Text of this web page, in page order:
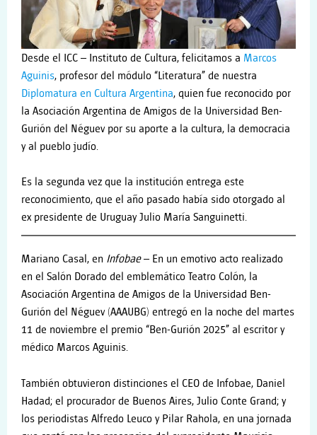
Desde el ICC – Instituto de Cultura, felicitamos a Marcos
Aguinis, profesor del módulo “Literatura” de nuestra
Diplomatura en Cultura Argentina, quien fue reconocido por
la Asociación Argentina de Amigos de la Universidad Ben-
Gurión del Néguev por su aporte a la cultura, la democracia
y al pueblo judío.
Es la segunda vez que la institución entrega este
reconocimiento, que el año pasado había sido otorgado al
ex presidente de Uruguay Julio María Sanguinetti.
Mariano Casal, en Infobae– En un emotivo acto realizado
en el Salón Dorado del emblemático Teatro Colón, la
Asociación Argentina de Amigos de la Universidad Ben-
Gurión del Néguev (AAAUBG) entregó en la noche del martes
11 de noviembre el premio “Ben-Gurión 2025” al escritor y
médico Marcos Aguinis.
También obtuvieron distinciones el CEO de Infobae, Daniel
Hadad; el procurador de Buenos Aires, Julio Conte Grand; y
los periodistas Alfredo Leuco y Pilar Rahola, en una jornada